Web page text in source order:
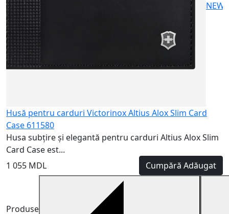
NEW
Husă pentru carduri Victorinox Altius Alox Slim Card
Case 611580
Husa subțire și elegantă pentru carduri Altius Alox Slim
Card Case est...
1 055 MDL
Cumpără Adăugat
Produse